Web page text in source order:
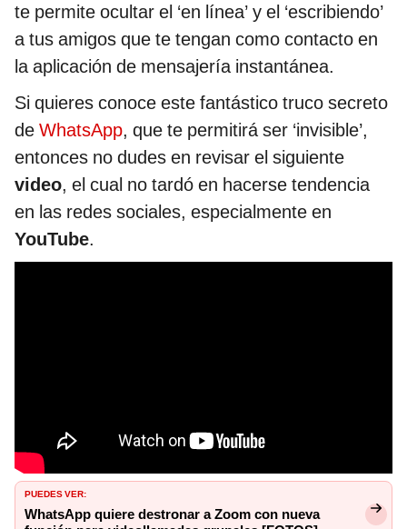
te permite ocultar el ‘en línea’ y el ‘escribiendo’
a tus amigos que te tengan como contacto en
la aplicación de mensajería instantánea.
Si quieres conoce este fantástico truco secreto
de WhatsApp, que te permitirá ser ‘invisible’,
entonces no dudes en revisar el siguiente
video, el cual no tardó en hacerse tendencia
en las redes sociales, especialmente en
YouTube.
PUEDES VER:
WhatsApp quiere destronar a Zoom con nueva